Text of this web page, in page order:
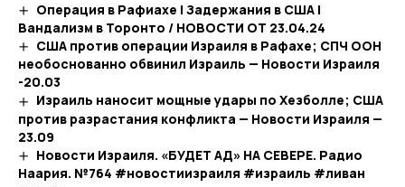
Операция в Рафиахе | Задержания в США |
Вандализм в Торонто / НОВОСТИ ОТ 23.04.24
США против операции Израиля в Рафахе; СПЧ ООН
необоснованно обвинил Израиль — Новости Израиля
-20.03
Израиль наносит мощные удары по Хезболле; США
против разрастания конфликта — Новости Израиля —
23.09
Новости Израиля. «БУДЕТ АД» НА СЕВЕРЕ. Радио
Наария. №764 #новостиизраиля #израиль #ливан